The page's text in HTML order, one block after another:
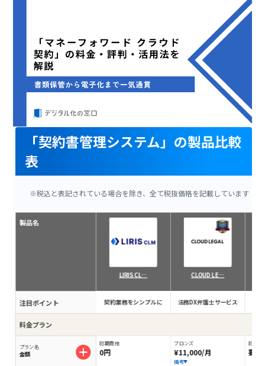
「契約書管理システム」の製品比較
表
※税込と表記されている場合を除き、全て税抜価格を記載しています
製品名
注目ポイント
料金プラン
プラン名
金額
LIRIS CL…
契約業務をシンプルに
初期費用
0円
CLOUD LE…
法務DX弁護士サービス
ブロンズ
¥11,000/月
備考
初期費
要相